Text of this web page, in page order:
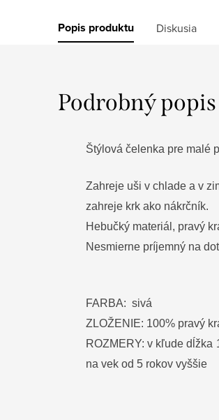
Popis produktu Diskusia
Podrobný popis
Štýlová čelenka pre malé
Zahreje uši v chlade a v
zahreje krk ako nákrčník.
Hebučký materiál, pravý
Nesmierne príjemný na
FARBA: sivá
ZLOŽENIE: 100% pravý
ROZMERY: v kľude dĺžka
na vek od 5 rokov vyššie